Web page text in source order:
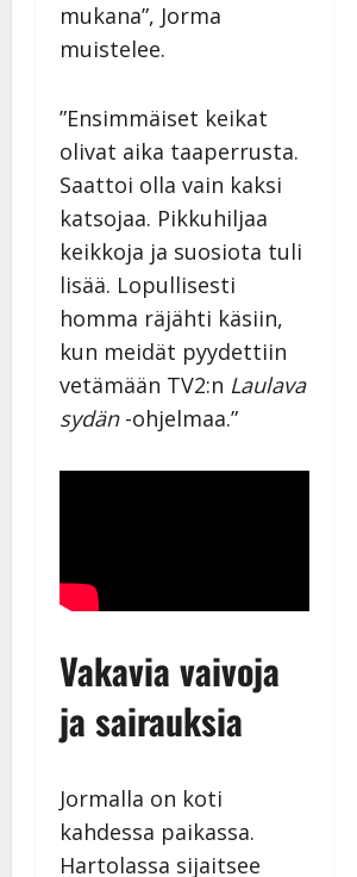
mukana”, Jorma
muistelee.
”Ensimmäiset keikat
olivat aika taaperrusta.
Saattoi olla vain kaksi
katsojaa. Pikkuhiljaa
keikkoja ja suosiota tuli
lisää. Lopullisesti
homma räjähti käsiin,
kun meidät pyydettiin
vetämään TV2:n Laulava
sydän-ohjelmaa.”
Vakavia vaivoja
ja sairauksia
Jormalla on koti
kahdessa paikassa.
Hartolassa sijaitsee